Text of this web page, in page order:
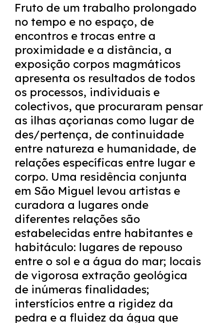
Fruto de um trabalho prolongado
no tempo e no espaço, de
encontros e trocas entre a
proximidade e a distância, a
exposição corpos magmáticos
apresenta os resultados de todos
os processos, individuais e
colectivos, que procuraram pensar
as ilhas açorianas como lugar de
des/pertença, de continuidade
entre natureza e humanidade, de
relações específicas entre lugar e
corpo. Uma residência conjunta
em São Miguel levou artistas e
curadora a lugares onde
diferentes relações são
estabelecidas entre habitantes e
habitáculo: lugares de repouso
entre o sol e a água do mar; locais
de vigorosa extração geológica
de inúmeras finalidades;
interstícios entre a rigidez da
pedra e a fluidez da água que